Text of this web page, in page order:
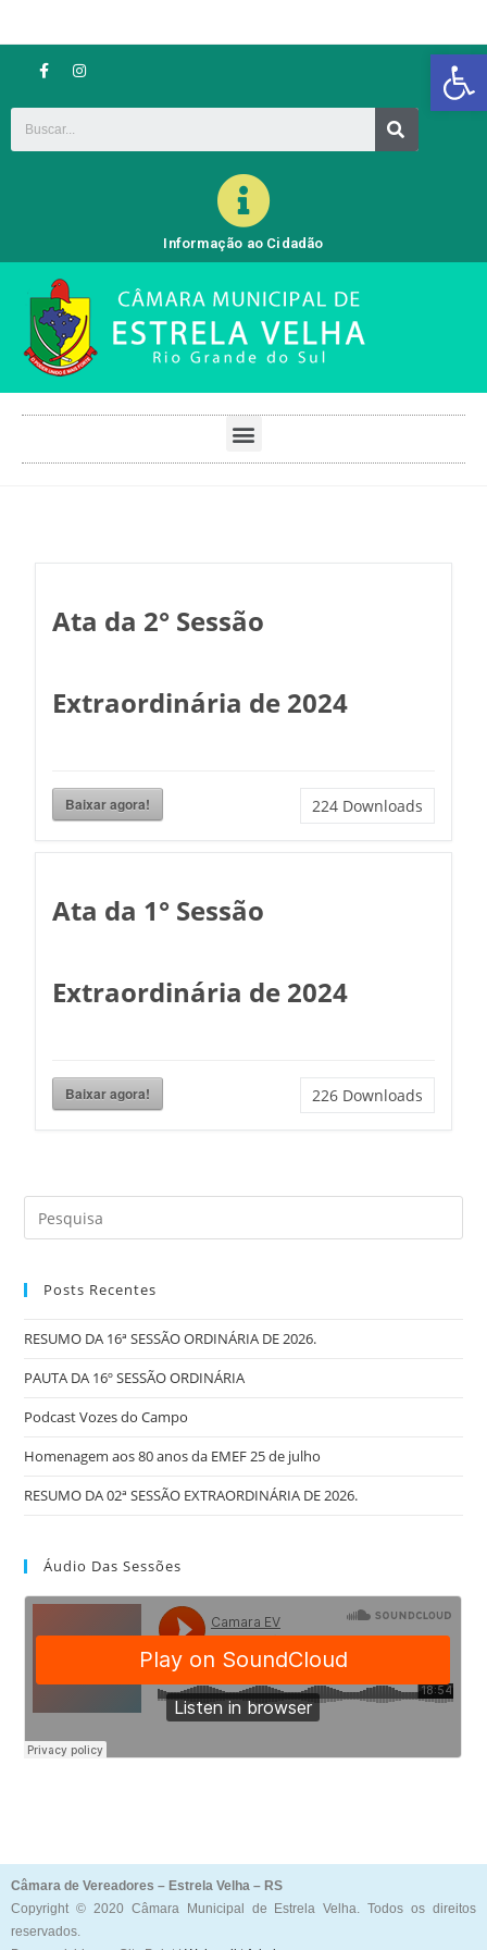
Barra de Ferramentas Aberta
Informação ao Cidadão
Ata da 2° Sessão
Extraordinária de 2024
Baixar agora! 224Downloads
Ata da 1° Sessão
Extraordinária de 2024
Baixar agora! 226Downloads
Posts Recentes
RESUMO DA 16ª SESSÃO ORDINÁRIA DE 2026.
PAUTA DA 16º SESSÃO ORDINÁRIA
Podcast Vozes do Campo
Homenagem aos 80 anos da EMEF 25 de julho
RESUMO DA 02ª SESSÃO EXTRAORDINÁRIA DE 2026.
Áudio Das Sessões
Câmara de Vereadores – Estrela Velha – RS
Copyright © 2020 Câmara Municipal de Estrela Velha. Todos os direitos
reservados.